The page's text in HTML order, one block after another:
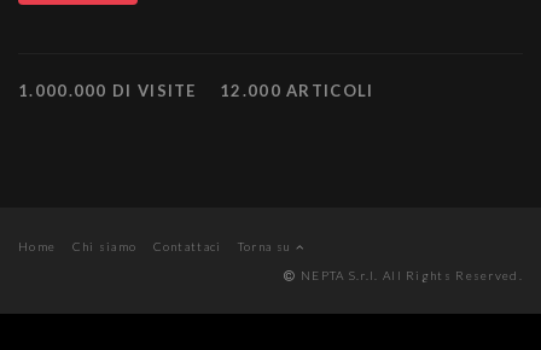
1.000.000 DI VISITE 12.000 ARTICOLI
Home Chi siamo Contattaci
Torna su
NEPTA S.r.l. All Rights Reserved.